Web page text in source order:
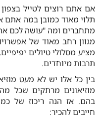
אם אתם רוצים לטייל
תלוי מאוד כמובן במה
מתחברים ומה "עושה לכם
מגוון רחב מאוד של
מציע מסלולי טיולים
תרבות מיוחדים.
בין כל אלו יש לא מעט
מוזיאונים מרתקים שכל
בהם. אז הנה ריכוז של
חייבים להכיר: